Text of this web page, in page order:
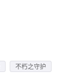
不朽之守护